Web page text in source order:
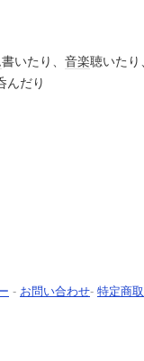
書いたり、 音楽聴いたり
んだり
- お問い合わせ- 特定商